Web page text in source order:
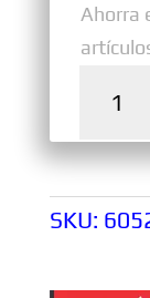
Ahorra
Mediano
Fucsia
Reata
SKU: